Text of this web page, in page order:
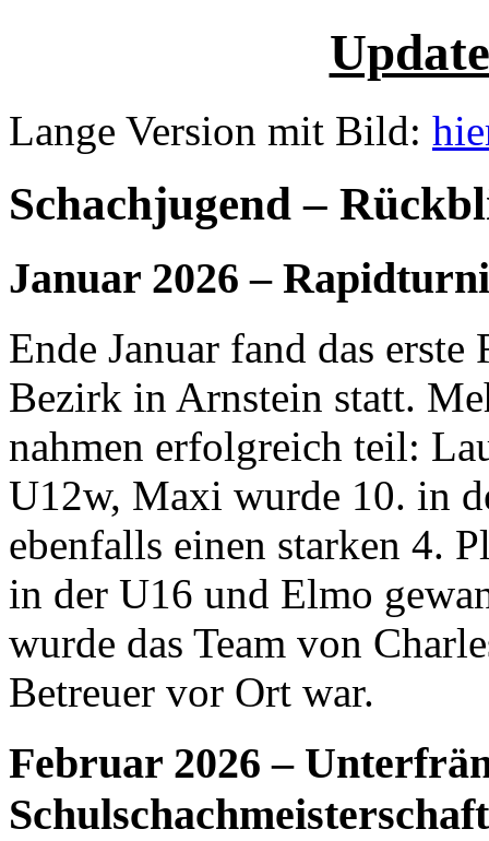
Lange Version mit Bild:
Schachjugend –
Januar 2026 –
Ende Januar fand das
Bezirk in Arnstein statt.
nahmen erfolgreich teil:
U12w, Maxi wurde 10. in
ebenfalls einen starken 4.
in der U16 und Elmo
wurde das Team von
Betreuer vor Ort war.
Februar 2026 –